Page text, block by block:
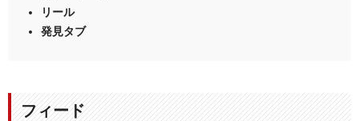
リール
発見タブ
フィード